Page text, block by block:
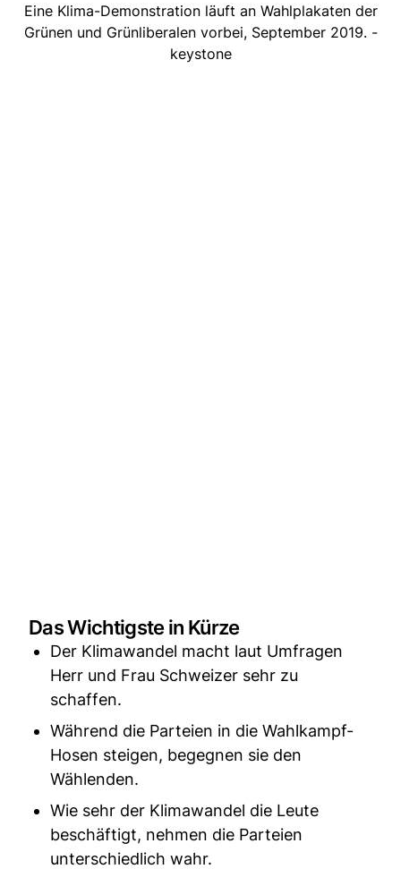
Eine Klima-Demonstration läuft an Wahlplakaten der
Grünen und Grünliberalen vorbei, September 2019. -
keystone
Das Wichtigste in Kürze
Der Klimawandel macht laut Umfragen
Herr und Frau Schweizer sehr zu
schaffen.
Während die Parteien in die Wahlkampf-
Hosen steigen, begegnen sie den
Wählenden.
Wie sehr der Klimawandel die Leute
beschäftigt, nehmen die Parteien
unterschiedlich wahr.